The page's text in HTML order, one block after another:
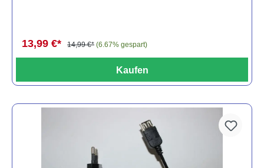
13,99 €* 14,99 €* (6.67% gespart)
Kaufen